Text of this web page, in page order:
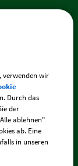
verwenden wir
Durch das
der
ablehnen"
ab. Eine
in unseren